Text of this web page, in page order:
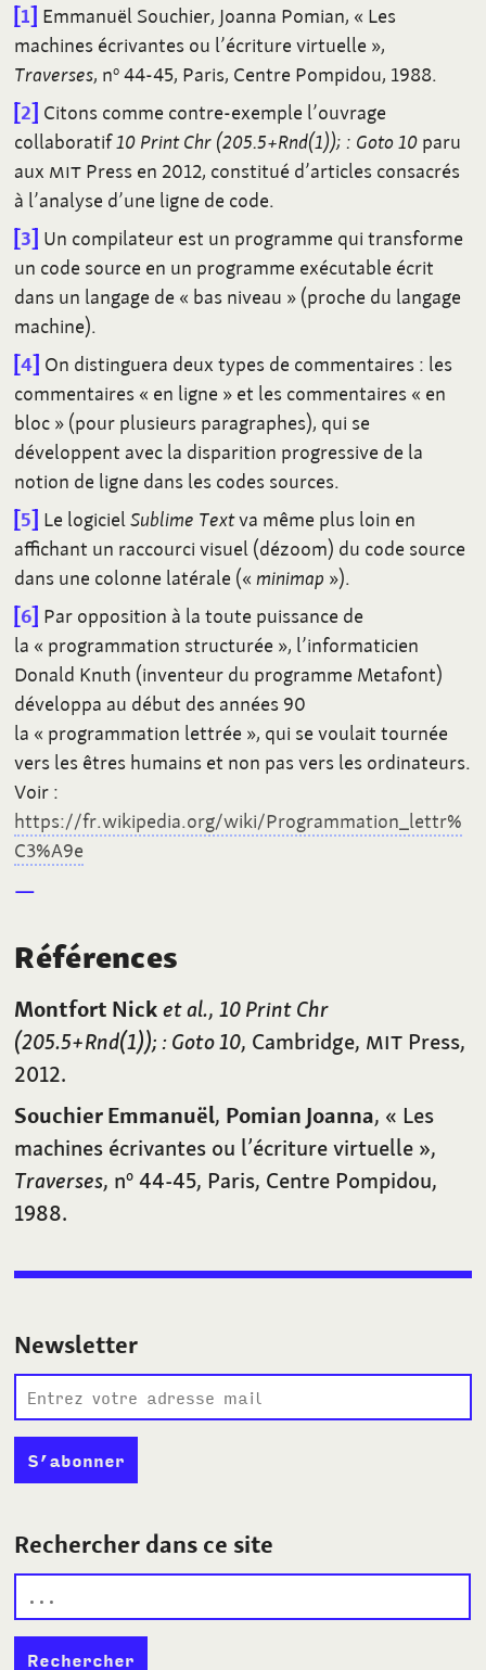
1 Emmanuël Souchier, Joanna Pomian, « Les
machines écrivantes ou l’écriture virtuelle »,
Traverses, no 44-45, Paris, Centre Pompidou, 1988.
2 Citons comme contre-exemple l’ouvrage
collaboratif10 Print Chr (205.5+Rnd(1)); : Goto 10 paru
aux MIT Press en 2012, constitué d’articles consacrés
à l’analyse d’une ligne de code.
3 Un compilateur est un programme qui transforme
un code source en un programme exécutable écrit
dans un langage de « bas niveau » (proche du langage
machine).
4 On distinguera deux types de commentaires : les
commentaires « en ligne » et les commentaires « en
bloc » (pour plusieurs paragraphes), qui se
développent avec la disparition progressive de la
notion de ligne dans les codes sources.
5 Le logicielSublime Textva même plus loin en
affichant un raccourci visuel (dézoom) du code source
dans une colonne latérale (« minimap »).
6 Par opposition à la toute puissance de
la « programmation structurée », l’informaticien
Donald Knuth (inventeur du programme Metafont)
développa au début des années 90
la « programmation lettrée », qui se voulait tournée
vers les êtres humains et non pas vers les ordinateurs.
Voir :
https://fr.wikipedia.org/wiki/Programmation_lettr%
C3%A9e
Références
Montfort Nick et al.,10 Print Chr
(205.5+Rnd(1)); : Goto 10, Cambridge, MIT Press,
2012.
Souchier Emmanuël, Pomian Joanna, « Les
machines écrivantes ou l’écriture virtuelle »,
Traverses, no 44-45, Paris, Centre Pompidou,
1988.
Newsletter
Rechercher dans ce site